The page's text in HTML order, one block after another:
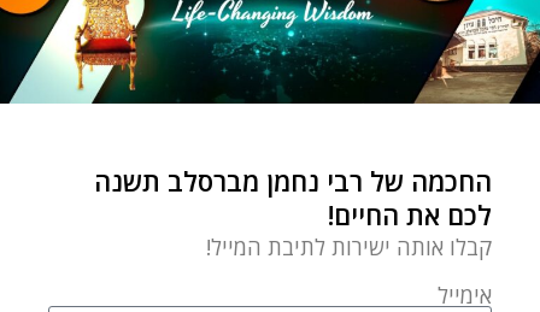
BRESLOV – NEWS & EVENTS
החכמה של רבי נחמן מברסלב תשנה
לכם את החיים!
קבלו אותה ישירות לתיבת המייל!
אימייל